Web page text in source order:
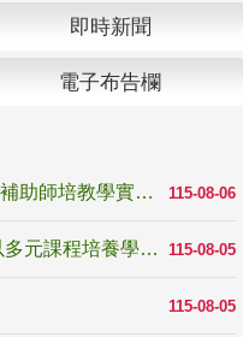
即時新聞
電子布告欄
115-08-06
深化師培與現場連結！教育部加碼補助師培教學實踐研究 10月師培國際研討會交流教學實踐經驗
115-08-05
國教署「全國高中暑期研習營」 以多元課程培養學生瞭解誠信專業與倫理價值
115-08-05